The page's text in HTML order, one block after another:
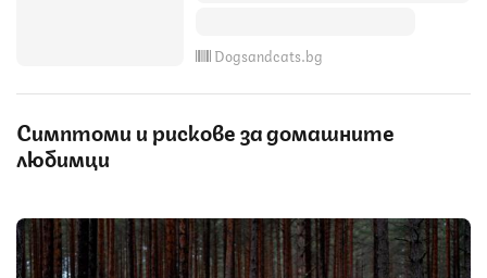
Dogsandcats.bg
Симптоми и рискове за домашните
любимци